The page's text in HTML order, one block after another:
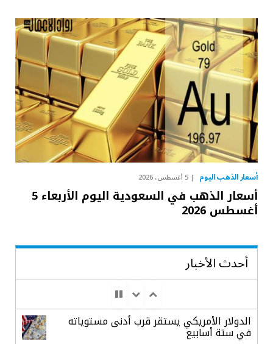
أسعار الذهب اليوم 5 أغسطس، 2026
أسعار الذهب في السعودية اليوم الأربعاء 5
أغسطس 2026
أحدث الأخبار
الدولار الأمريكي يستقر قرب أدنى مستوياته
في ستة أسابيع